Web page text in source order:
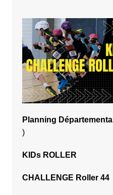
Planning Départemental
)
KIDs ROLLER
CHALLENGE Roller 44